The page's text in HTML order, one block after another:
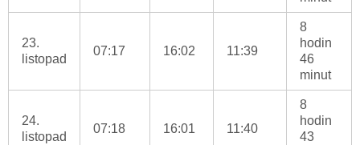
23.
listopad
07:17 16:02 11:39
8
hodin
46
minut
24.
listopad
07:18 16:01 11:40
8
hodin
43